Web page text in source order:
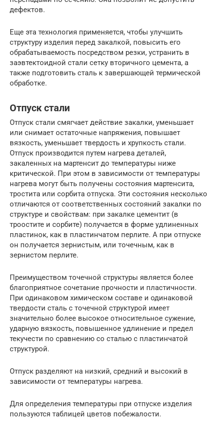
дефектов.
Еще эта технология применяется, чтобы улучшить
структуру изделия перед закалкой, повысить его
обрабатываемость посредством резки, устранить в
заэвтектоидной стали сетку вторичного цемента, а
также подготовить сталь к завершающей термической
обработке.
Отпуск стали
Отпуск стали смягчает действие закалки, уменьшает
или снимает остаточные напряжения, повышает
вязкость, уменьшает твердость и хрупкость стали.
Отпуск производится путем нагрева деталей,
закаленных на мартенсит до температуры ниже
критической. При этом в зависимости от температуры
нагрева могут быть получены состояния мартенсита,
тростита или сорбита отпуска. Эти состояния несколько
отличаются от соответственных состояний закалки по
структуре и свойствам: при закалке цементит (в
троостите и сорбите) получается в форме удлиненных
пластинок, как в пластинчатом перлите. А при отпуске
он получается зернистым, или точечным, как в
зернистом перлите.
Преимуществом точечной структуры является более
благоприятное сочетание прочности и пластичности.
При одинаковом химическом составе и одинаковой
твердости сталь с точечной структурой имеет
значительно более высокое относительное сужение,
ударную вязкость, повышенное удлинение и предел
текучести по сравнению со сталью с пластинчатой
структурой.
Отпуск разделяют на низкий, средний и высокий в
зависимости от температуры нагрева.
Для определения температуры при отпуске изделия
пользуются таблицей цветов побежалости.